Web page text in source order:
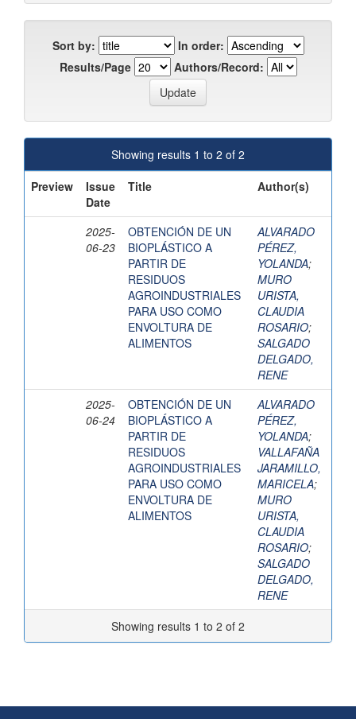
Sort by:
In order:
Results/Page
Authors/Record:
Showing results 1 to 2 of 2
Preview
Issue
Date
Title Author(s)
2025-
06-23
OBTENCIÓN DE UN
BIOPLÁSTICO A
PARTIR DE
RESIDUOS
AGROINDUSTRIALES
PARA USO COMO
ENVOLTURA DE
ALIMENTOS
ALVARADO
PÉREZ,
YOLANDA;
MURO
URISTA,
CLAUDIA
ROSARIO;
SALGADO
DELGADO,
RENE
2025-
06-24
OBTENCIÓN DE UN
BIOPLÁSTICO A
PARTIR DE
RESIDUOS
AGROINDUSTRIALES
PARA USO COMO
ENVOLTURA DE
ALIMENTOS
ALVARADO
PÉREZ,
YOLANDA;
VALLAFAÑA
JARAMILLO,
MARICELA;
MURO
URISTA,
CLAUDIA
ROSARIO;
SALGADO
DELGADO,
RENE
Showing results 1 to 2 of 2